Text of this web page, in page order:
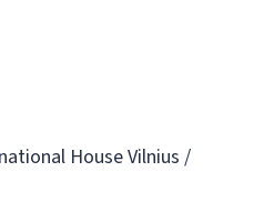
House Vilnius /